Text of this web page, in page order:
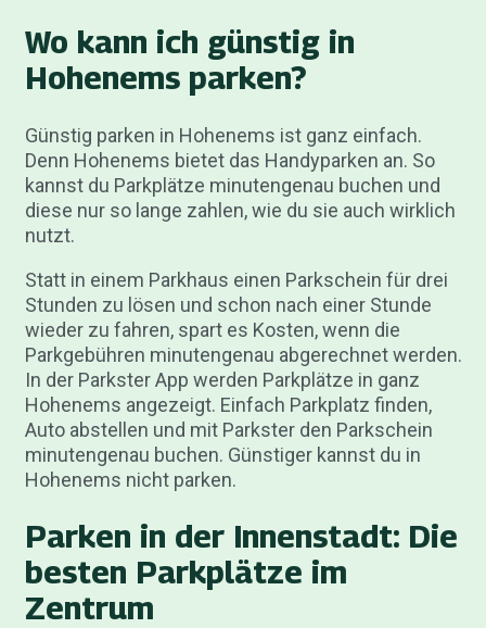
Wo kann ich günstig in
Hohenems parken?
Günstig parken in Hohenems ist ganz einfach.
Denn Hohenems bietet das Handyparken an. So
kannst du Parkplätze minutengenau buchen und
diese nur so lange zahlen, wie du sie auch wirklich
nutzt.
Statt in einem Parkhaus einen Parkschein für drei
Stunden zu lösen und schon nach einer Stunde
wieder zu fahren, spart es Kosten, wenn die
Parkgebühren minutengenau abgerechnet werden.
In der Parkster App werden Parkplätze in ganz
Hohenems angezeigt. Einfach Parkplatz finden,
Auto abstellen und mit Parkster den Parkschein
minutengenau buchen. Günstiger kannst du in
Hohenems nicht parken.
Parken in der Innenstadt: Die
besten Parkplätze im
Zentrum